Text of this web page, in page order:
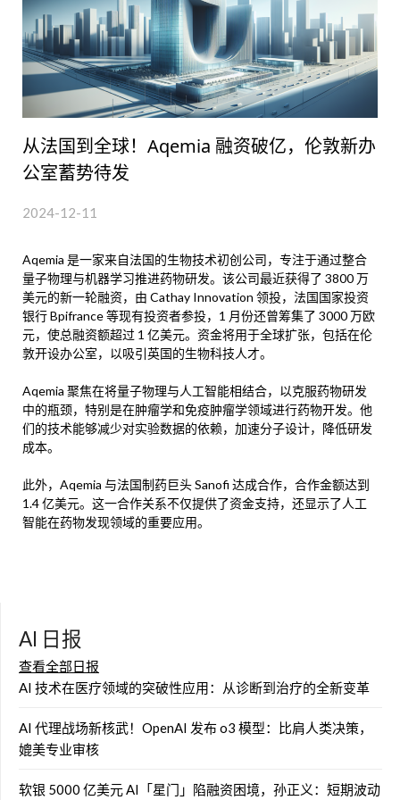
从法国到全球！Aqemia 融资破亿，伦敦新办
公室蓄势待发
2024-12-11
Aqemia 是一家来自法国的生物技术初创公司，专注于通过整合
量子物理与机器学习推进药物研发。该公司最近获得了 3800 万
美元的新一轮融资，由 Cathay Innovation 领投，法国国家投资
银行 Bpifrance 等现有投资者参投，1 月份还曾筹集了 3000 万欧
元，使总融资额超过 1 亿美元。资金将用于全球扩张，包括在伦
敦开设办公室，以吸引英国的生物科技人才。
Aqemia 聚焦在将量子物理与人工智能相结合，以克服药物研发
中的瓶颈，特别是在肿瘤学和免疫肿瘤学领域进行药物开发。他
们的技术能够减少对实验数据的依赖，加速分子设计，降低研发
成本。
此外，Aqemia 与法国制药巨头 Sanofi 达成合作，合作金额达到
1.4 亿美元。这一合作关系不仅提供了资金支持，还显示了人工
智能在药物发现领域的重要应用。
AI 日报
查看全部日报
AI 技术在医疗领域的突破性应用：从诊断到治疗的全新变革
AI 代理战场新核武！OpenAI 发布 o3 模型：比肩人类决策，
媲美专业审核
软银 5000 亿美元 AI「星门」陷融资困境，孙正义：短期波动